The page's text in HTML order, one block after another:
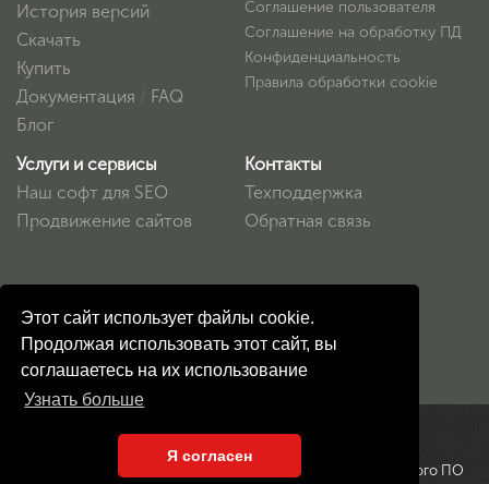
Этот сайт использует файлы cookie.
Продолжая использовать этот сайт, вы
соглашаетесь на их использование
Узнать больше
Я согласен
История версий
Скачать
Купить
Документация
FAQ
Блог
Соглашение пользователя
Соглашение на обработку ПД
Конфиденциальность
Правила обработки cookie
Услуги и сервисы
Наш софт для SEO
Продвижение сайтов
Контакты
Техподдержка
Обратная связь
© 2016-2026 «SiteAnalyzer». ®
Товарный знак №965569
Российского ПО